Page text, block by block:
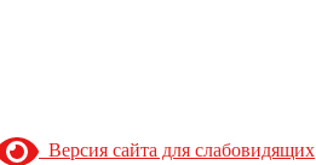
Версия сайта для слабовидящих